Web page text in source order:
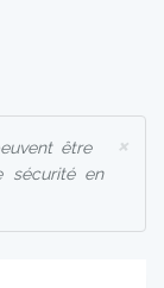
×
être
sécurité en